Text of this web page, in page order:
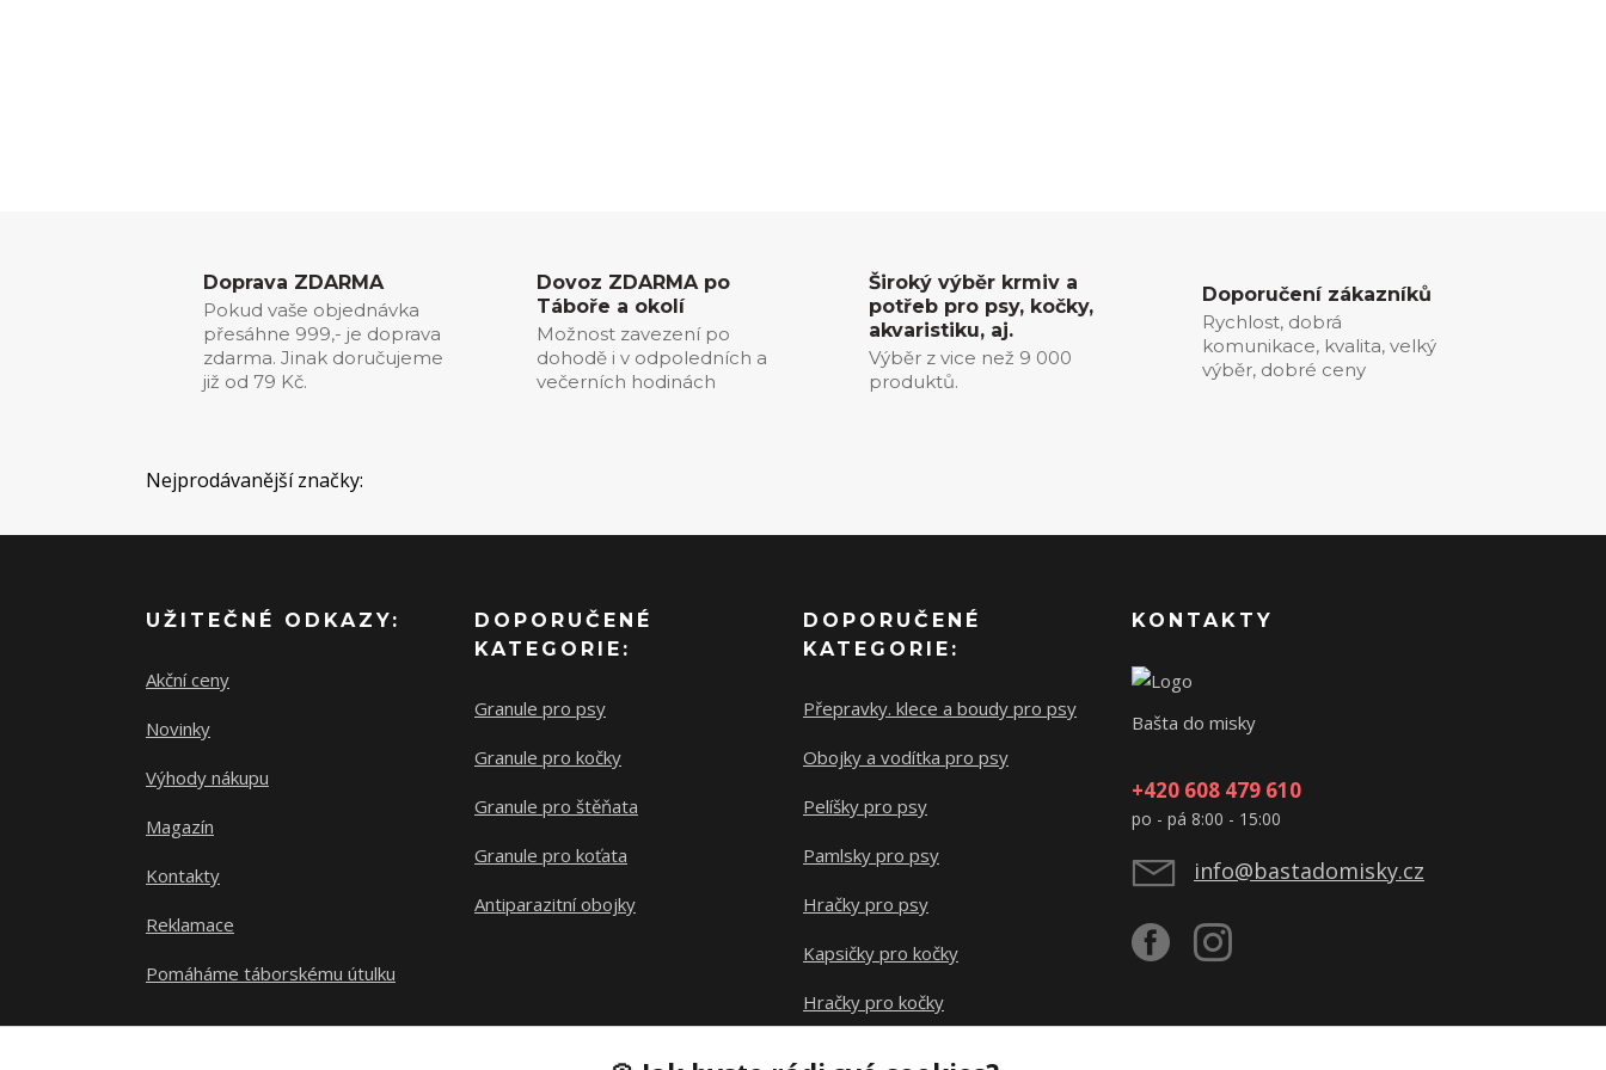
Doprava ZDARMA
Pokud vaše objednávka
přesáhne 999,- je doprava
zdarma. Jinak doručujeme
již od 79 Kč.
Dovoz ZDARMA po
Táboře a okolí
Možnost zavezení po
dohodě i v odpoledních a
večerních hodinách
Široký výběr krmiv a
potřeb pro psy, kočky,
akvaristiku, aj.
Výběr z vice než 9 000
produktů.
Doporučení zákazníků
Rychlost, dobrá
komunikace, kvalita, velký
výběr, dobré ceny
Nejprodávanější značky:
UŽITEČNÉ ODKAZY:
Akční ceny
Novinky
Výhody nákupu
Magazín
Kontakty
Reklamace
Pomáháme táborskému útulku
DOPORUČENÉ
KATEGORIE:
Granule pro psy
Granule pro kočky
Granule pro štěňata
Granule pro koťata
Antiparazitní obojky
DOPORUČENÉ
KATEGORIE:
Přepravky. klece a boudy pro psy
Obojky a vodítka pro psy
Pelíšky pro psy
Pamlsky pro psy
Hračky pro psy
Kapsičky pro kočky
Hračky pro kočky
KONTAKTY
Bašta do misky
+420 608 479 610
po - pá 8:00 - 15:00
info@bastadomisky.cz